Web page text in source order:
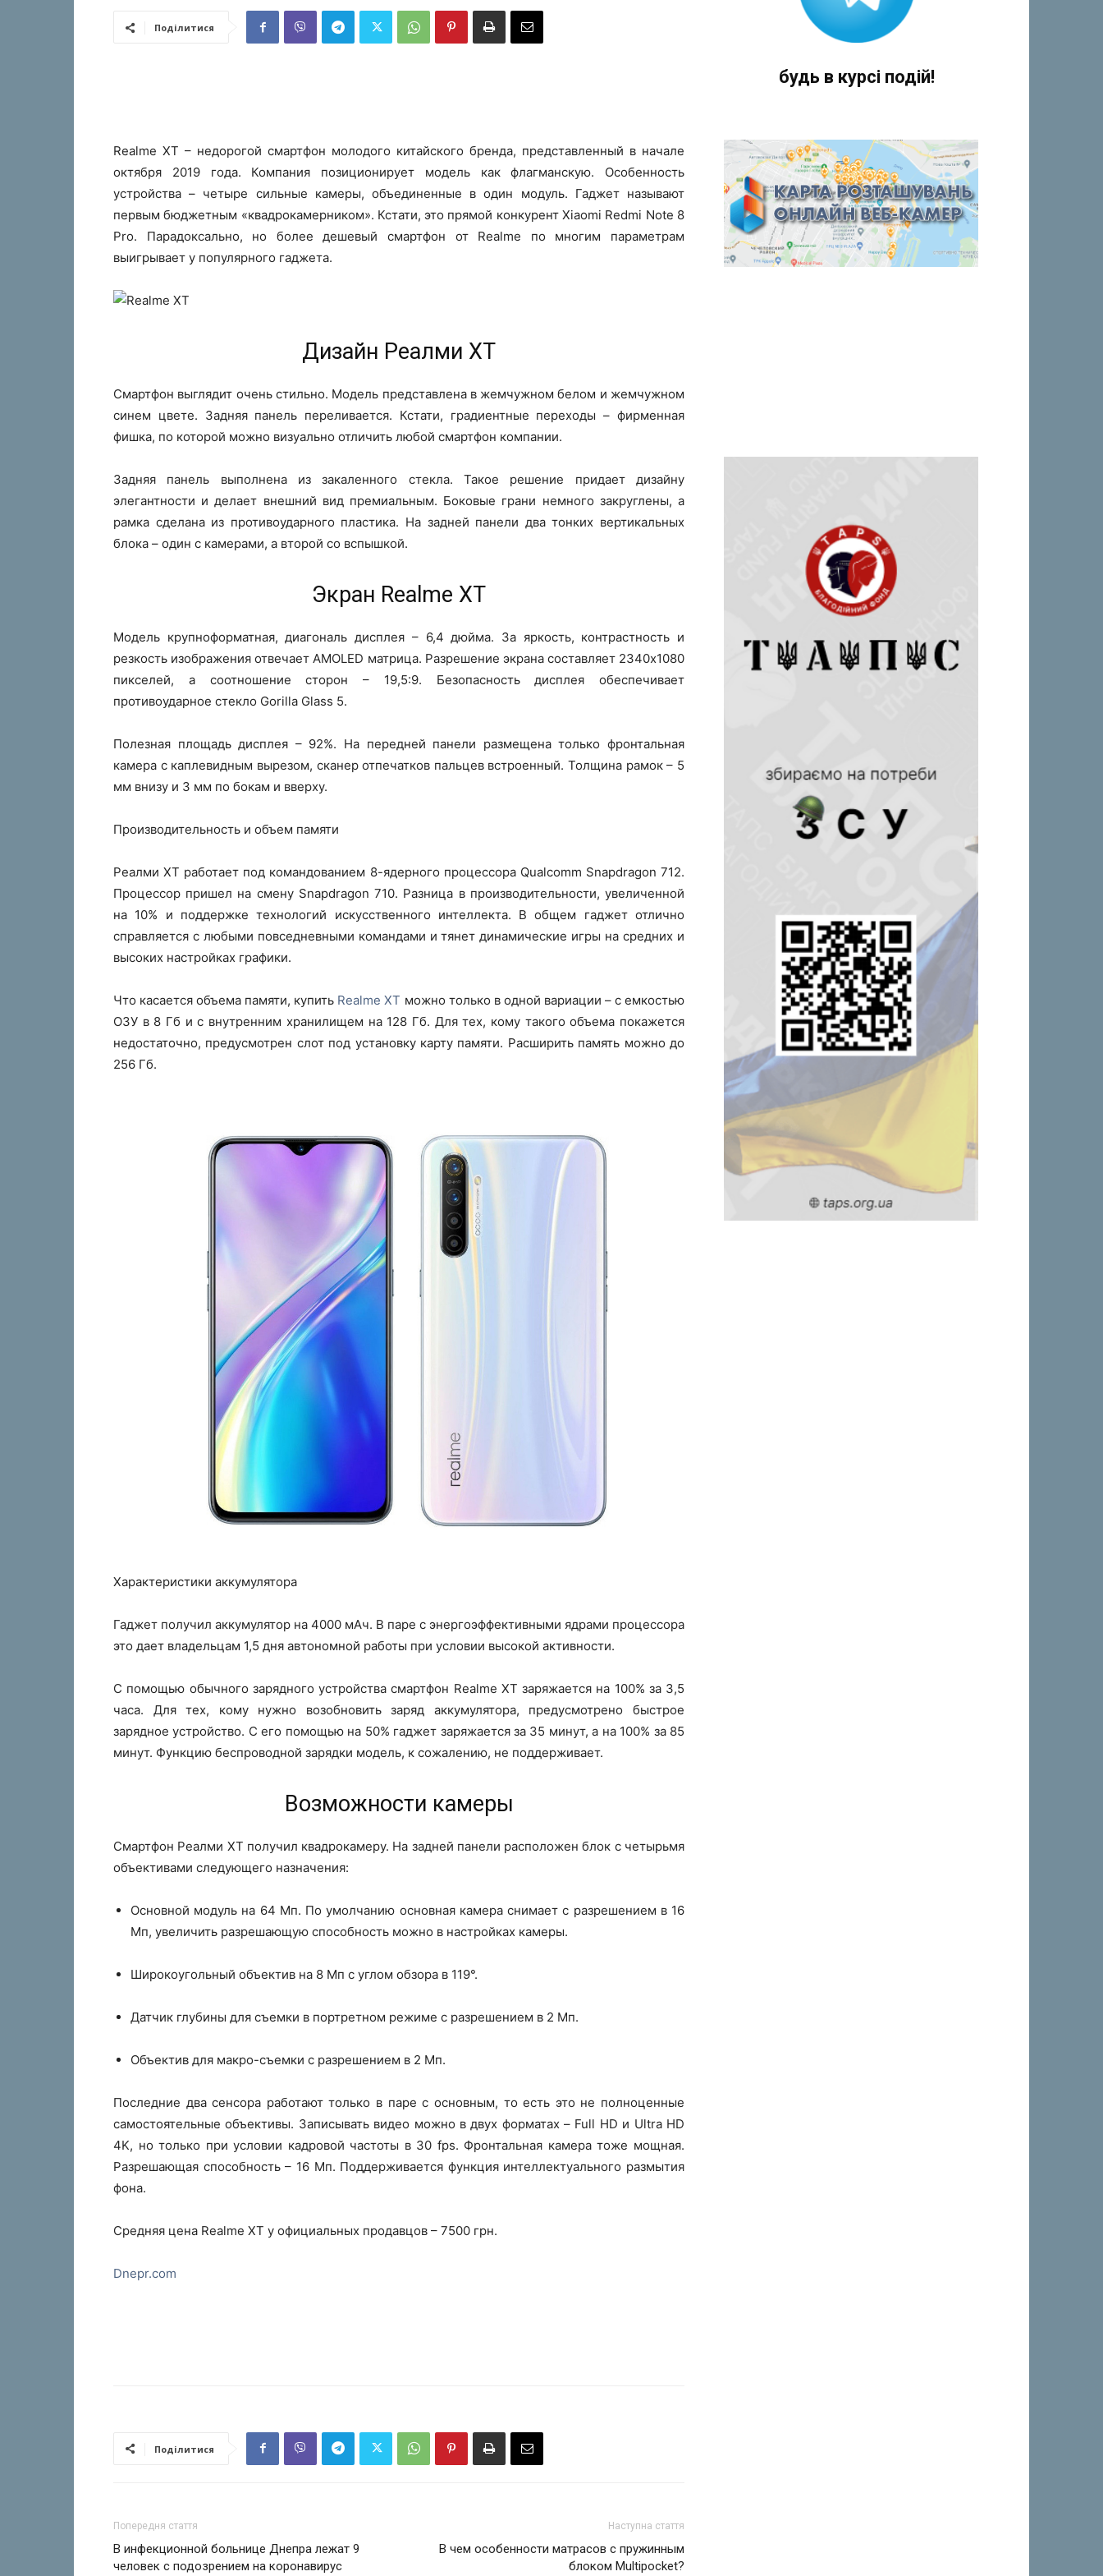
Поділитися
Realme XT – недорогой смартфон молодого китайского бренда, представленный в начале
октября 2019 года. Компания позиционирует модель как флагманскую. Особенность
устройства – четыре сильные камеры, объединенные в один модуль. Гаджет называют
первым бюджетным «квадрокамерником». Кстати, это прямой конкурент Xiaomi Redmi Note 8
Pro. Парадоксально, но более дешевый смартфон от Realme по многим параметрам
выигрывает у популярного гаджета.
Дизайн Реалми XT
Смартфон выглядит очень стильно. Модель представлена в жемчужном белом и жемчужном
синем цвете. Задняя панель переливается. Кстати, градиентные переходы – фирменная
фишка, по которой можно визуально отличить любой смартфон компании.
Задняя панель выполнена из закаленного стекла. Такое решение придает дизайну
элегантности и делает внешний вид премиальным. Боковые грани немного закруглены, а
рамка сделана из противоударного пластика. На задней панели два тонких вертикальных
блока – один с камерами, а второй со вспышкой.
Экран Realme XT
Модель крупноформатная, диагональ дисплея – 6,4 дюйма. За яркость, контрастность и
резкость изображения отвечает AMOLED матрица. Разрешение экрана составляет 2340х1080
пикселей, а соотношение сторон – 19,5:9. Безопасность дисплея обеспечивает
противоударное стекло Gorilla Glass 5.
Полезная площадь дисплея – 92%. На передней панели размещена только фронтальная
камера с каплевидным вырезом, сканер отпечатков пальцев встроенный. Толщина рамок – 5
мм внизу и 3 мм по бокам и вверху.
Производительность и объем памяти
Реалми XT работает под командованием 8-ядерного процессора Qualcomm Snapdragon 712.
Процессор пришел на смену Snapdragon 710. Разница в производительности, увеличенной
на 10% и поддержке технологий искусственного интеллекта. В общем гаджет отлично
справляется с любыми повседневными командами и тянет динамические игры на средних и
высоких настройках графики.
Что касается объема памяти, купить Realme XT можно только в одной вариации – с емкостью
ОЗУ в 8 Гб и с внутренним хранилищем на 128 Гб. Для тех, кому такого объема покажется
недостаточно, предусмотрен слот под установку карту памяти. Расширить память можно до
256 Гб.
Характеристики аккумулятора
Гаджет получил аккумулятор на 4000 мАч. В паре с энергоэффективными ядрами процессора
это дает владельцам 1,5 дня автономной работы при условии высокой активности.
С помощью обычного зарядного устройства смартфон Realme XT заряжается на 100% за 3,5
часа. Для тех, кому нужно возобновить заряд аккумулятора, предусмотрено быстрое
зарядное устройство. С его помощью на 50% гаджет заряжается за 35 минут, а на 100% за 85
минут. Функцию беспроводной зарядки модель, к сожалению, не поддерживает.
Возможности камеры
Смартфон Реалми XT получил квадрокамеру. На задней панели расположен блок с четырьмя
объективами следующего назначения:
Основной модуль на 64 Мп. По умолчанию основная камера снимает с разрешением в 16
Мп, увеличить разрешающую способность можно в настройках камеры.
Широкоугольный объектив на 8 Мп с углом обзора в 119°.
Датчик глубины для съемки в портретном режиме с разрешением в 2 Мп.
Объектив для макро-съемки с разрешением в 2 Мп.
Последние два сенсора работают только в паре с основным, то есть это не полноценные
самостоятельные объективы. Записывать видео можно в двух форматах – Full HD и Ultra HD
4K, но только при условии кадровой частоты в 30 fps. Фронтальная камера тоже мощная.
Разрешающая способность – 16 Мп. Поддерживается функция интеллектуального размытия
фона.
Средняя цена Realme XT у официальных продавцов – 7500 грн.
Dnepr.com
Поділитися
Попередня стаття
В инфекционной больнице Днепра лежат 9
человек с подозрением на коронавирус
Наступна стаття
В чем особенности матрасов с пружинным
блоком Multipocket?
будь в курсі подій!